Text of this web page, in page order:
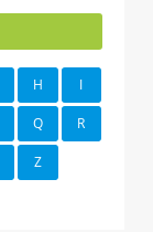
H I
Q R
Z